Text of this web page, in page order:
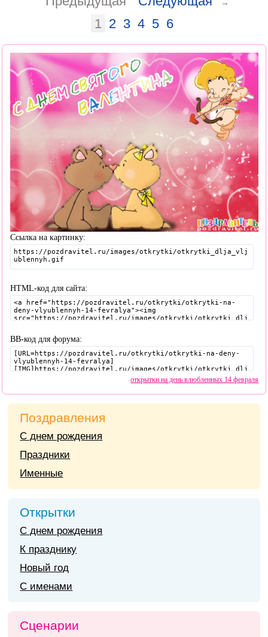
→
1 2 3 4 5 6
Ссылка на картинку:
HTML-код для сайта:
BB-код для форума:
открытки на день влюбленных 14 февраля
Поздравления
С днем рождения
Праздники
Именные
Открытки
С днем рождения
К празднику
Новый год
С именами
Сценарии